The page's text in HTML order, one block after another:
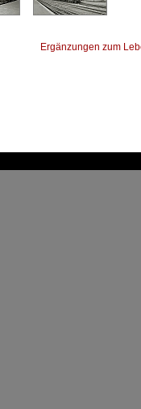
Ergänzungen zum